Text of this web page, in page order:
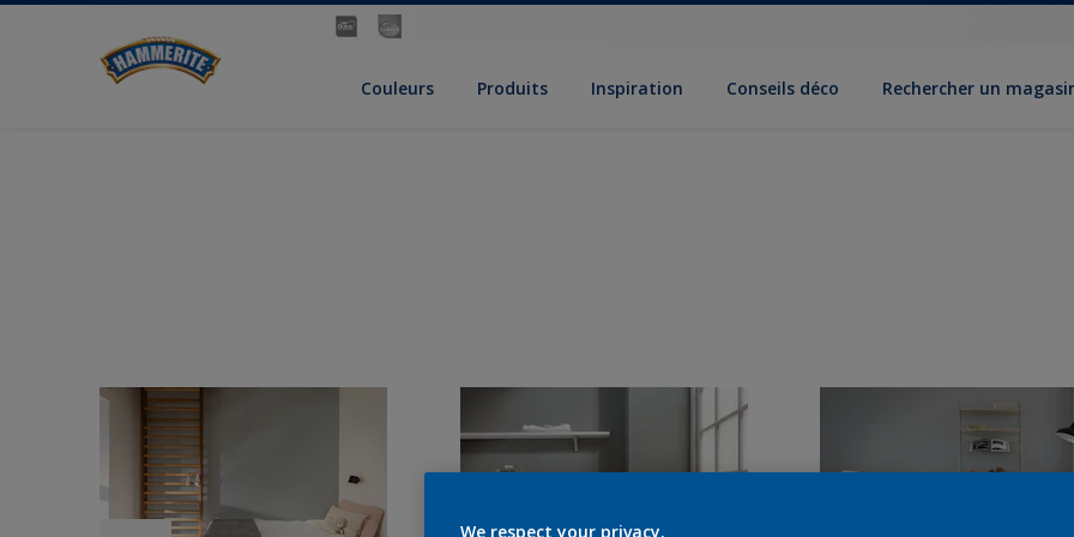
Couleurs Produits Inspiration Conseils déco Rechercher un
We respect your privacy.